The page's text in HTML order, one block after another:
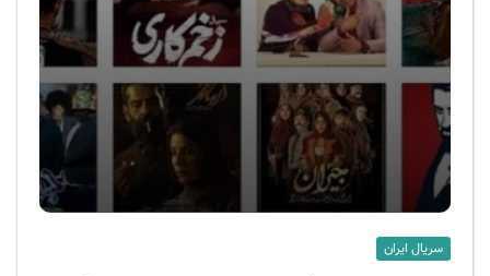
سریال ایران